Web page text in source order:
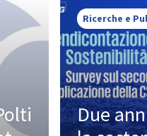
Ricerche e
Due